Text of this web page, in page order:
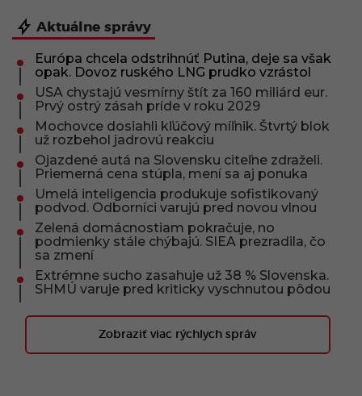
Aktuálne správy
Európa chcela odstrihnúť Putina, deje sa však
opak. Dovoz ruského LNG prudko vzrástol
USA chystajú vesmírny štít za 160 miliárd eur.
Prvý ostrý zásah príde v roku 2029
Mochovce dosiahli kľúčový míľnik. Štvrtý blok
už rozbehol jadrovú reakciu
Ojazdené autá na Slovensku citeľne zdraželi.
Priemerná cena stúpla, mení sa aj ponuka
Umelá inteligencia produkuje sofistikovaný
podvod. Odborníci varujú pred novou vlnou
Zelená domácnostiam pokračuje, no
podmienky stále chýbajú. SIEA prezradila, čo
sa zmení
Extrémne sucho zasahuje už 38 % Slovenska.
SHMÚ varuje pred kriticky vyschnutou pôdou
Zobraziť viac rýchlych správ